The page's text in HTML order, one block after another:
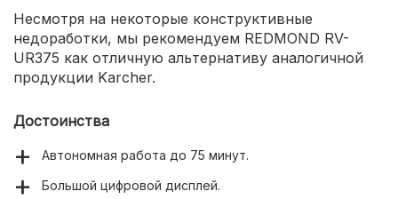
Несмотря на некоторые конструктивные
недоработки, мы рекомендуем REDMOND RV-
UR375 как отличную альтернативу аналогичной
продукции Karcher.
Достоинства
Автономная работа до 75 минут.
Большой цифровой дисплей.